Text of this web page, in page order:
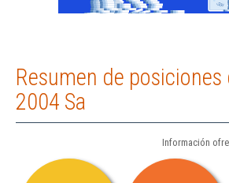
Resumen de posiciones
2004 Sa
Información